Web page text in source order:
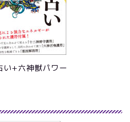
い+六神獣パワー